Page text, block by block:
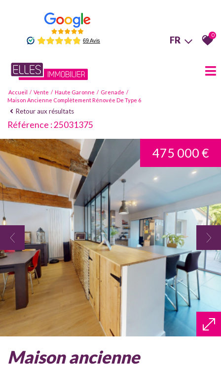
FR 0
Accueil Vente Haute Garonne
Grenade
Maison Ancienne Complètement Rénovée De Type 6
Retour aux résultats
Référence : 25031375
475 000 €
maison ancienne